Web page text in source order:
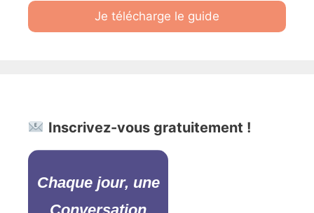
Je télécharge le guide
Inscrivez-vous gratuitement !
Chaque jour, une